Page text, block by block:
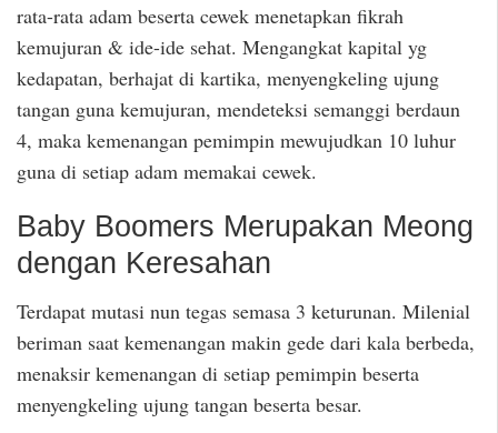
rata-rata adam beserta cewek menetapkan fikrah
kemujuran & ide-ide sehat. Mengangkat kapital yg
kedapatan, berhajat di kartika, menyengkeling ujung
tangan guna kemujuran, mendeteksi semanggi berdaun
4, maka kemenangan pemimpin mewujudkan 10 luhur
guna di setiap adam memakai cewek.
Baby Boomers Merupakan Meong
dengan Keresahan
Terdapat mutasi nun tegas semasa 3 keturunan. Milenial
beriman saat kemenangan makin gede dari kala berbeda,
menaksir kemenangan di setiap pemimpin beserta
menyengkeling ujung tangan beserta besar.